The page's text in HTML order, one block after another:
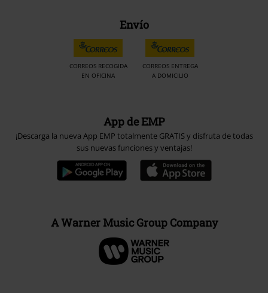
Envío
CORREOS RECOGIDA
EN OFICINA
CORREOS ENTREGA
A DOMICILIO
App de EMP
¡Descarga la nueva App EMP totalmente GRATIS y disfruta de todas
sus nuevas funciones y ventajas!
A Warner Music Group Company